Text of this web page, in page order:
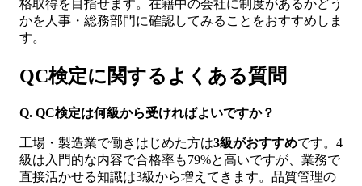
格取得を目指せます。在籍中の会社に制度があるかどう
かを人事・総務部門に確認してみることをおすすめしま
す。
QC検定に関するよくある質問
Q. QC検定は何級から受ければよいですか？
工場・製造業で働きはじめた方は3級がおすすめです。4
級は入門的な内容で合格率も79%と高いですが、業務で
直接活かせる知識は3級から増えてきます。品質管理の